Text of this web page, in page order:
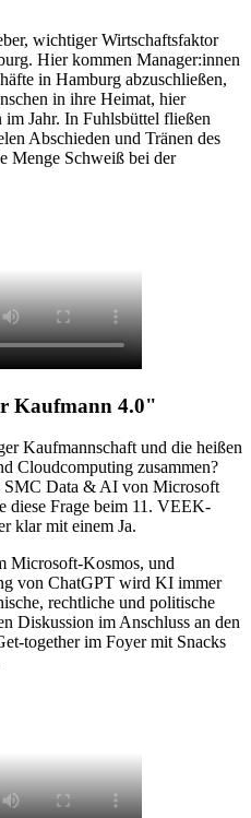
wichtiger Wirtschaftsfaktor
Hier kommen Manager:innen
in Hamburg abzuschließen,
in ihre Heimat, hier
im Jahr. In Fuhlsbüttel fließen
Abschieden und Tränen des
Menge Schweiß bei der
Kaufmann 4.0"
Kaufmannschaft und die heißen
Cloudcomputing zusammen?
SMC Data & AI von Microsoft
diese Frage beim 11. VEEK-
klar mit einem Ja.
Microsoft-Kosmos, und
von ChatGPT wird KI immer
rechtliche und politische
Diskussion im Anschluss an den
together im Foyer mit Snacks